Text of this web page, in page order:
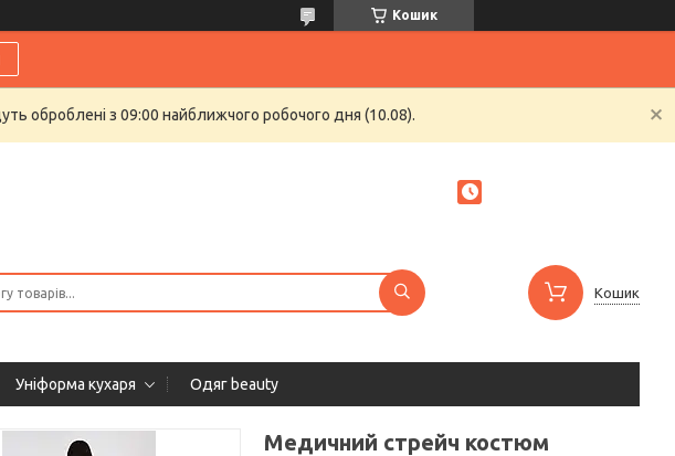
Кошик
оброблені з 09:00 найближчого робочого дня (10.08).
Кошик
Уніформа кухаря Одяг beauty
Медичний стрейч костюм